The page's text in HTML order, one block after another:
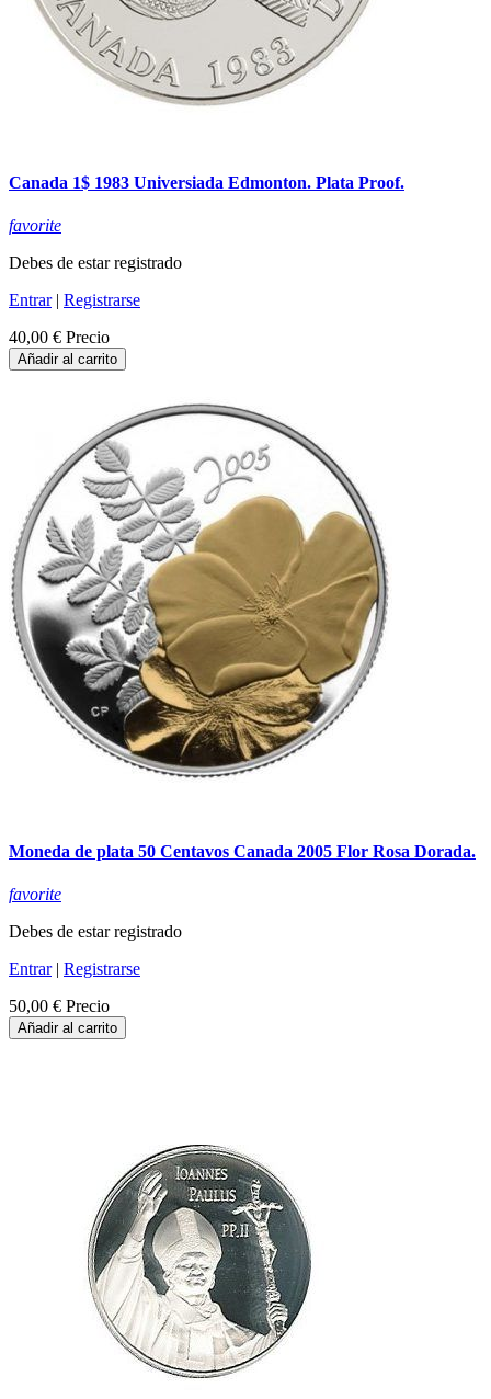
Canada 1$ 1983 Universiada Edmonton. Plata Proof.
favorite
Debes de estar registrado
Entrar| Registrarse
40,00 € Precio
Añadir al carrito
Moneda de plata 50 Centavos Canada 2005 Flor Rosa Dorada.
favorite
Debes de estar registrado
Entrar| Registrarse
50,00 € Precio
Añadir al carrito